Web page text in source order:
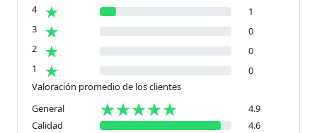
4
1
3
0
2
0
1
0
Valoración promedio de los clientes
General
4.9
Calidad
4.6